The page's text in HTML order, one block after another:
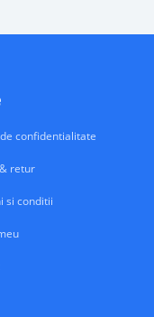
confidentialitate
retur
si conditii